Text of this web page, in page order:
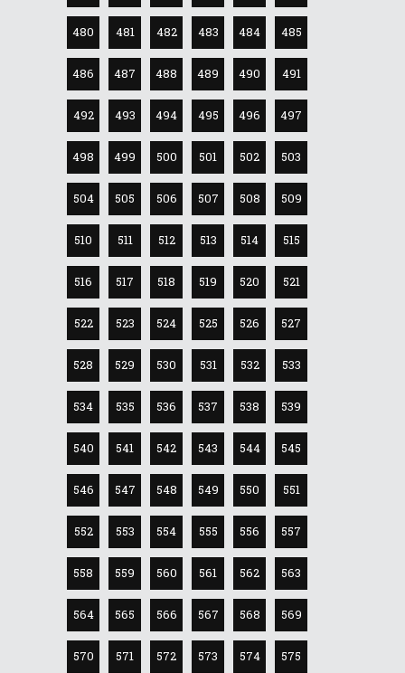
480 481 482 483 484 485
486 487 488 489 490 491
492 493 494 495 496 497
498 499 500 501 502 503
504 505 506 507 508 509
510 511 512 513 514 515
516 517 518 519 520 521
522 523 524 525 526 527
528 529 530 531 532 533
534 535 536 537 538 539
540 541 542 543 544 545
546 547 548 549 550 551
552 553 554 555 556 557
558 559 560 561 562 563
564 565 566 567 568 569
570 571 572 573 574 575